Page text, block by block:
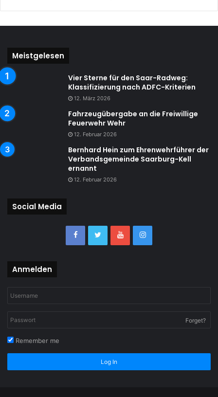
Meistgelesen
Vier Sterne für den Saar-Radweg:
Klassifizierung nach ADFC-Kriterien
12. März 2026
Fahrzeugübergabe an die Freiwillige
Feuerwehr Wehr
12. Februar 2026
Bernhard Hein zum Ehrenwehrführer der
Verbandsgemeinde Saarburg-Kell
ernannt
12. Februar 2026
Social Media
Anmelden
Forget?
Remember me
Log In